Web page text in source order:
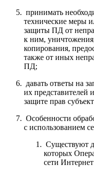
принимать
технические меры
защиты ПД от
к ним,
копирования,
также от иных
ПД;
давать ответы на
их представителей
защите прав
Особенности
с использованием
Существуют
которых
сети